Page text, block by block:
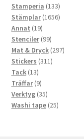
Stamperia 133133
produkter
Stämplar 16561656
Annat 1919
produkter
Stenciler 9999
produkter
Mat & Dryck 297297
Stickers 311311
Tack 1313
produkter
Träffar 99
produkter
Verktyg 3535
produkter
Washi tape 2525